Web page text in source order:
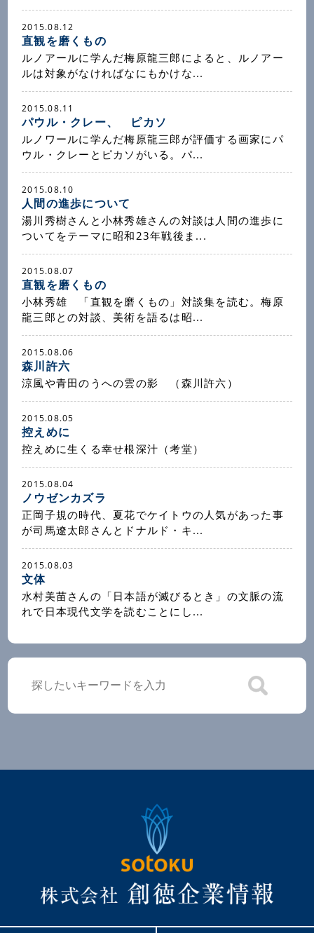
2015.08.12
直観を磨くもの
ルノアールに学んだ梅原龍三郎によると、ルノアー
ルは対象がなければなにもかけな...
2015.08.11
パウル・クレー、 ピカソ
ルノワールに学んだ梅原龍三郎が評価する画家にパ
ウル・クレーとピカソがいる。パ...
2015.08.10
人間の進歩について
湯川秀樹さんと小林秀雄さんの対談は人間の進歩に
ついてをテーマに昭和23年戦後ま...
2015.08.07
直観を磨くもの
小林秀雄 「直観を磨くもの」対談集を読む。梅原
龍三郎との対談、美術を語るは昭...
2015.08.06
森川許六
涼風や青田のうへの雲の影 （森川許六）
2015.08.05
控えめに
控えめに生くる幸せ根深汁（考堂）
2015.08.04
ノウゼンカズラ
正岡子規の時代、夏花でケイトウの人気があった事
が司馬遼太郎さんとドナルド・キ...
2015.08.03
文体
水村美苗さんの「日本語が滅びるとき」の文脈の流
れで日本現代文学を読むことにし...